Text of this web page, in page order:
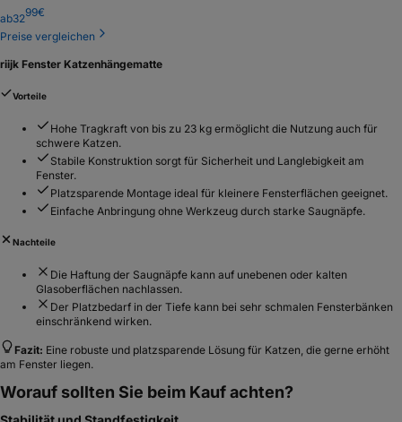
ab3299€
Preise vergleichen
riijk Fenster Katzenhängematte
Vorteile
Hohe Tragkraft von bis zu 23 kg ermöglicht die Nutzung auch für
schwere Katzen.
Stabile Konstruktion sorgt für Sicherheit und Langlebigkeit am
Fenster.
Platzsparende Montage ideal für kleinere Fensterflächen geeignet.
Einfache Anbringung ohne Werkzeug durch starke Saugnäpfe.
Nachteile
Die Haftung der Saugnäpfe kann auf unebenen oder kalten
Glasoberflächen nachlassen.
Der Platzbedarf in der Tiefe kann bei sehr schmalen Fensterbänken
einschränkend wirken.
Fazit: Eine robuste und platzsparende Lösung für Katzen, die gerne erhöht
am Fenster liegen.
Worauf sollten Sie beim Kauf achten?